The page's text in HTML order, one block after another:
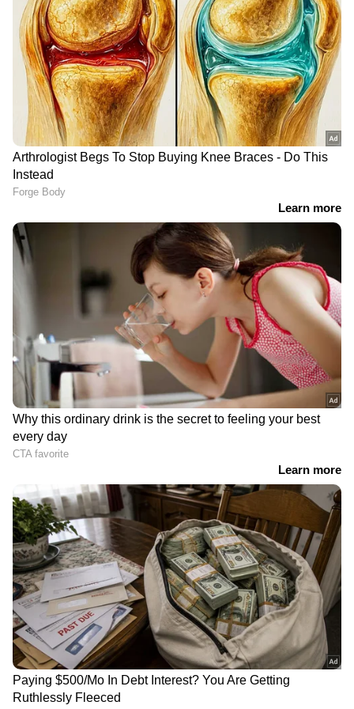
ഏഷ്യാനെറ്റ് ന്യൂസ് മലയാളത്തിലൂടെ
News
അറിയൂ. നിങ്ങളുടെ പ്രിയ ക്രിക്കറ്റ്ടീ
മുകളുടെ പ്രകടനങ്ങൾ, ആവേശകരമായ
നിമിഷങ്ങൾ, മത്സരം കഴിഞ്ഞുള്ള
വിശകലനങ്ങൾ — എല്ലാം ഇപ്പോൾAsianet
News Malayalam മലയാളത്തിൽ തന്നെ!
RECOMMENDED STORIES